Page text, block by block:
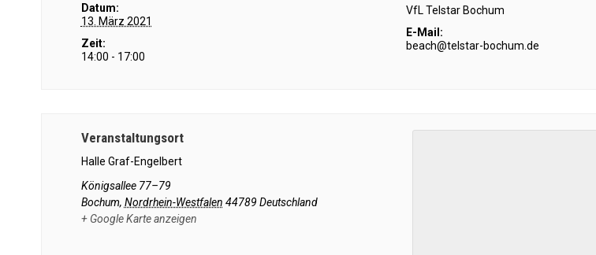
Datum:
13. März 2021
Zeit:
14:00 - 17:00
VfL Telstar Bochum
E-Mail:
beach@telstar-bochum.de
Veranstaltungsort
Halle Graf-Engelbert
Königsallee 77–79
Bochum, Nordrhein-Westfalen 44789 Deutschland
+ Google Karte anzeigen